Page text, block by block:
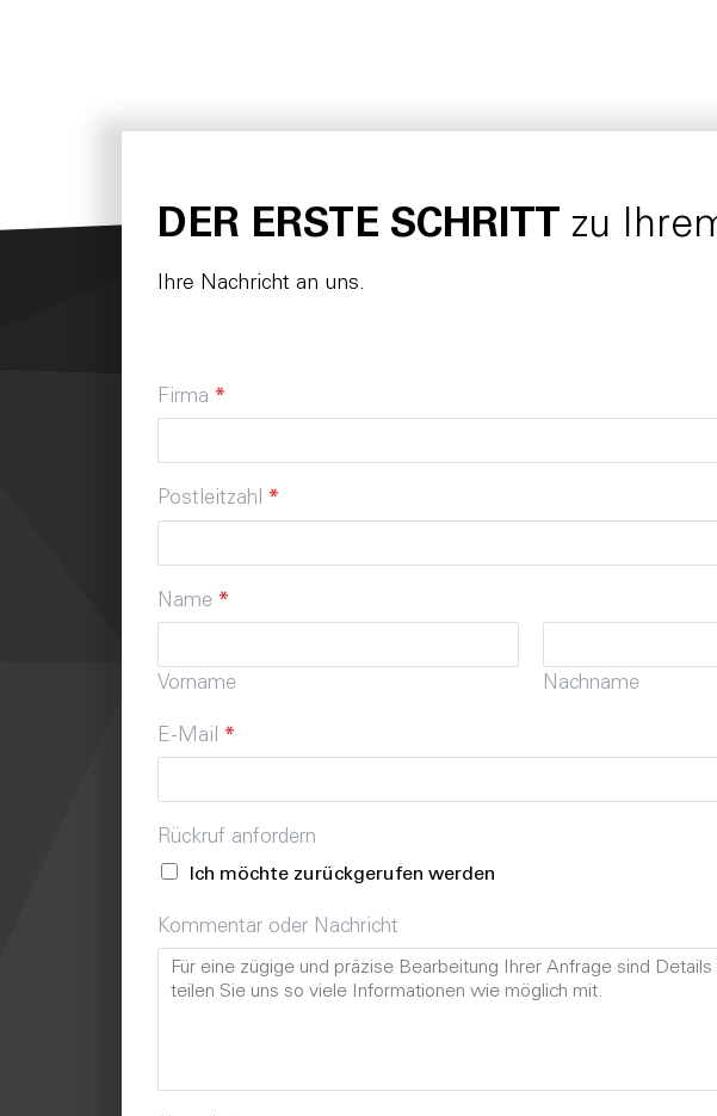
DER ERSTE SCHRITT zu
Ihre Nachricht an uns.
Firma *
Postleitzahl *
Name *
Vorname Nachname
E-Mail *
Rückruf anfordern
Ich möchte zurückgerufen werden
Kommentar oder Nachricht